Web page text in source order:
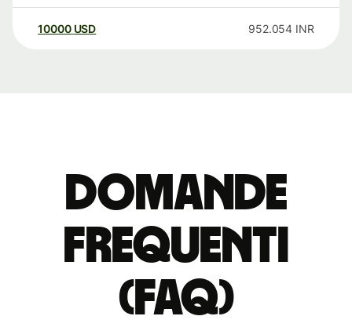
10000 USD 952.054 INR
Domande
Frequenti
(FAQ)